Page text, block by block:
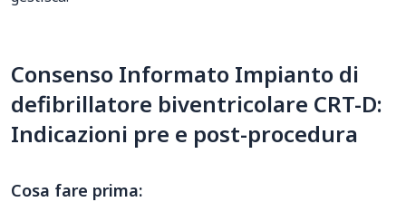
Consenso Informato Impianto di
defibrillatore biventricolare CRT-D:
Indicazioni pre e post-procedura
Cosa fare prima: